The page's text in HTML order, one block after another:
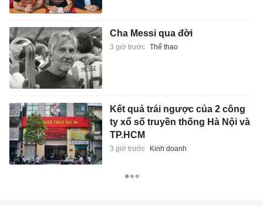
Cha Messi qua đời
3 giờ trước Thể thao
Kết quả trái ngược của 2 công
ty xổ số truyền thống Hà Nội và
TP.HCM
3 giờ trước Kinh doanh